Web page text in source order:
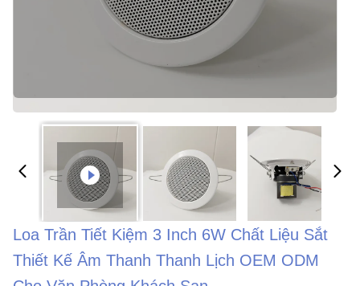
Loa Trần Tiết Kiệm 3 Inch 6W Chất Liệu Sắt
Thiết Kế Âm Thanh Thanh Lịch OEM ODM